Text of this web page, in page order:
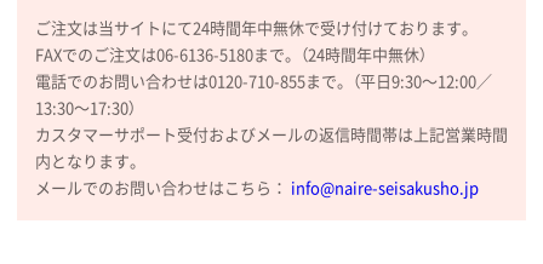
長野県R社様
陶器マグストレートラウンドリップ100枚
2026年02月09日 14:27
コップの形
ご注文は当サイトにて24時間年中無休で受け付けております。
FAXでのご注文は06-6136-5180まで。（24時間年中無休）
電話でのお問い合わせは0120-710-855まで。（平日9:30〜12:00／
13:30〜17:30）
カスタマーサポート受付およびメールの返信時間帯は上記営業時間
内となります。
メールでのお問い合わせはこちら： info@naire-seisakusho.jp